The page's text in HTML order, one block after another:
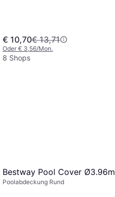
€ 10,70€ 13,71
Oder € 3,56/Mon.
8 Shops
Bestway Pool Cover Ø3.96m
Poolabdeckung Rund